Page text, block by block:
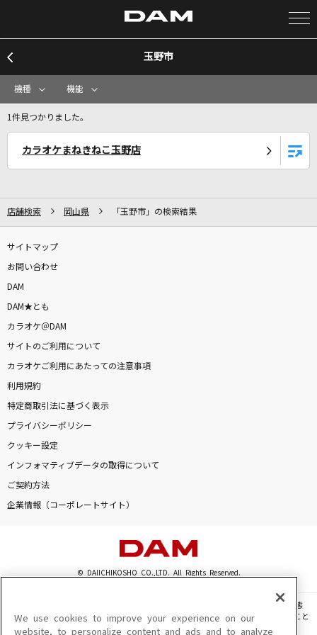
カラオケ検索
全国りれき
お子さまプレート
go!go!vanillas
ダーリン
Mrs. GREEN APPLE
邪魔
ムーンライトステーション
武蔵坊弁慶(宮田幸季)
玉野市
機種 機能
1件見つかりました。
カラオケまねきねこ玉野店
店舗検索 岡山県 「玉野市」の検索結果
サイトマップ
お問い合わせ
DAM
DAM★とも
カラオケ＠DAM
サイトのご利用について
カラオケご利用にあたっての注意事項
利用規約
特定商取引法に基づく表示
プライバシーポリシー
クッキー設定
インフォマティブデータの取得について
ご契約方法
企業情報（コーポレートサイト）
© DAIICHIKOSHO CO.,LTD. All Rights Reserved.
このサイトに掲載されている一切の文章・画像・写真・動画・音声等を、手段や形態
を問わず、著作権法の定める範囲を超えて無断で複製、転載、ファイル化などすること
を禁じます。
We use cookies to improve your experience on our
website, to personalize content and ads and to analyze